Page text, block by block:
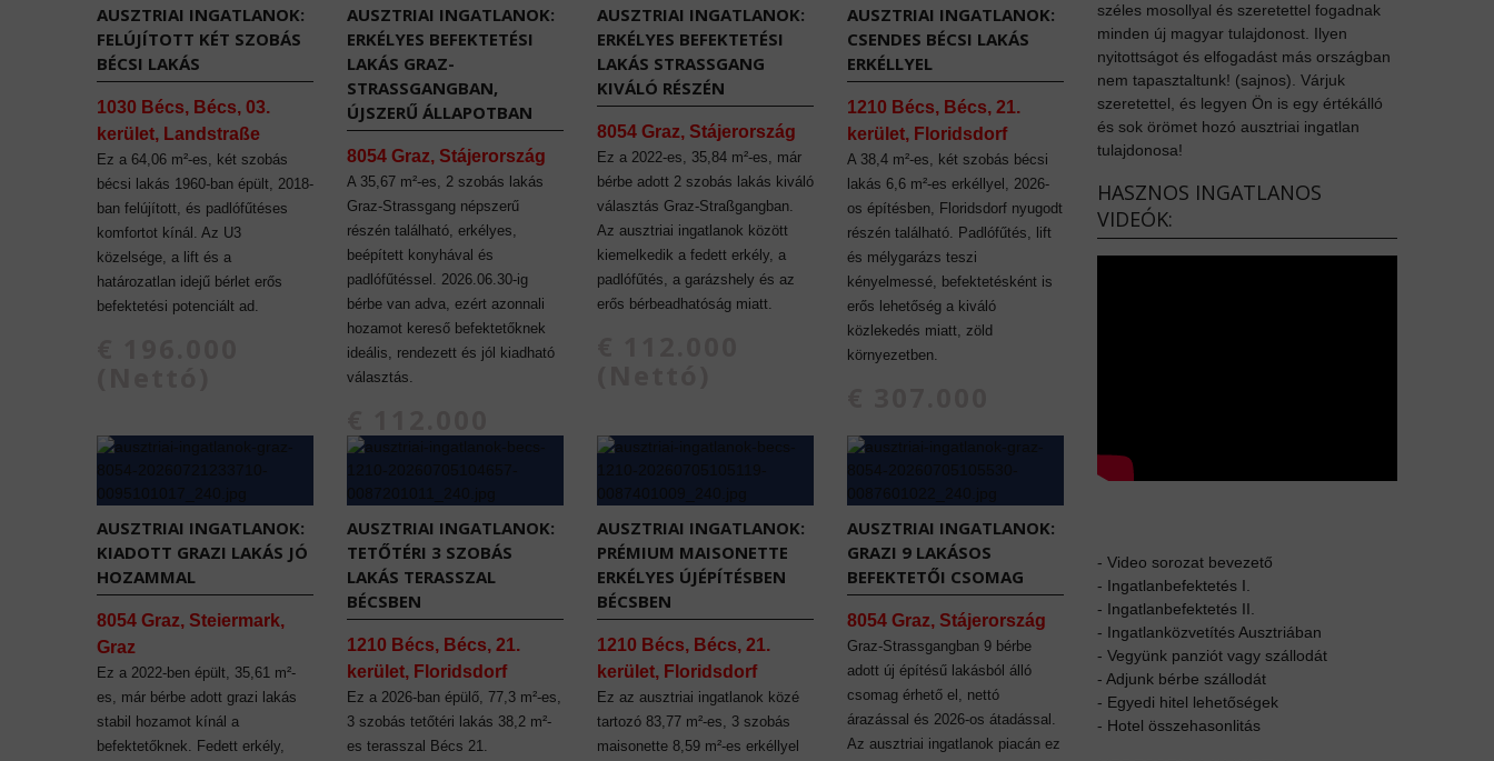
AUSZTRIAI INGATLANOK:
FELÚJÍTOTT KÉT SZOBÁS
BÉCSI LAKÁS
1030 Bécs, Bécs, 03.
kerület, Landstraße
Ez a 64,06 m²-es, két szobás
bécsi lakás 1960-ban épült, 2018-
ban felújított, és padlófűtéses
komfortot kínál. Az U3
közelsége, a lift és a
határozatlan idejű bérlet erős
befektetési potenciált ad.
AUSZTRIAI INGATLANOK:
ERKÉLYES BEFEKTETÉSI
LAKÁS GRAZ-
STRASSGANGBAN,
ÚJSZERŰ ÁLLAPOTBAN
8054 Graz, Stájerország
A 35,67 m²-es, 2 szobás lakás
Graz-Strassgang népszerű
részén található, erkélyes,
beépített konyhával és
padlófűtéssel. 2026.06.30-ig
bérbe van adva, ezért azonnali
hozamot kereső befektetőknek
ideális, rendezett és jól kiadható
választás.
(Nettó)
AUSZTRIAI INGATLANOK:
ERKÉLYES BEFEKTETÉSI
LAKÁS STRASSGANG K
IVÁLÓ RÉSZÉN
8054 Graz, Stájerország
Ez a 2022-es, 35,84 m²-es, már
bérbe adott 2 szobás lakás kiváló
választás Graz-Straßgangban.
Az ausztriai ingatlanok között
kiemelkedik a fedett erkély, a
padlófűtés, a garázshely és az
erős bérbeadhatóság miatt.
AUSZTRIAI INGATLANOK:
CSENDES BÉCSI LAKÁS
ERKÉLLYEL
1210 Bécs, Bécs, 21.
kerület, Floridsdorf
A 38,4 m²-es, két szobás bécsi
lakás 6,6 m²-es erkéllyel, 2026-
os építésben, Floridsdorf nyugodt
részén található. Padlófűtés, lift
és mélygarázs teszi
kényelmessé, befektetésként is
erős lehetőség a kiváló
közlekedés miatt, zöld
környezetben.
AUSZTRIAI INGATLANOK:
KIADOTT GRAZI LAKÁS JÓ
HOZAMMAL
8054 Graz, Steiermark,
Graz
Ez a 2022-ben épült, 35,61 m²-
es, már bérbe adott grazi lakás
stabil hozamot kínál a
befektetőknek. Fedett erkély,
AUSZTRIAI INGATLANOK:
TETŐTÉRI 3 SZOBÁS
LAKÁS TERASSZAL
BÉCSBEN
1210 Bécs, Bécs, 21.
kerület, Floridsdorf
Ez a 2026-ban épülő, 77,3 m²-es,
3 szobás tetőtéri lakás 38,2 m²-
es terasszal Bécs 21.
AUSZTRIAI INGATLANOK:
PRÉMIUM MAISONETTE
ERKÉLYES ÚJÉPÍTÉSBEN
BÉCSBEN
1210 Bécs, Bécs, 21.
kerület, Floridsdorf
Ez az ausztriai ingatlanok közé
tartozó 83,77 m²-es, 3 szobás
maisonette 8,59 m²-es erkéllyel
AUSZTRIAI INGATLANOK:
GRAZI 9 LAKÁSOS
BEFEKTETŐI CSOMAG
8054 Graz, Stájerország
Graz-Strassgangban 9 bérbe
adott új építésű lakásból álló
csomag érhető el, nettó
árazással és 2026-os átadással.
Az ausztriai ingatlanok piacán ez
széles mosollyal és szeretettel fogadnak
minden új magyar tulajdonost. Ilyen
nyitottságot és elfogadást más országban
nem tapasztaltunk! (sajnos). Várjuk
szeretettel, és legyen Ön is egy értékálló
és sok örömet hozó ausztriai ingatlan
tulajdonosa!
HASZNOS INGATLANOS
VIDEÓK:
- Video sorozat bevezető
- Ingatlanbefektetés I.
- Ingatlanbefektetés II.
- Ingatlanközvetítés Ausztriában
- Vegyünk panziót vagy szállodát
- Adjunk bérbe szállodát
- Egyedi hitel lehetőségek
- Hotel összehasonlitás